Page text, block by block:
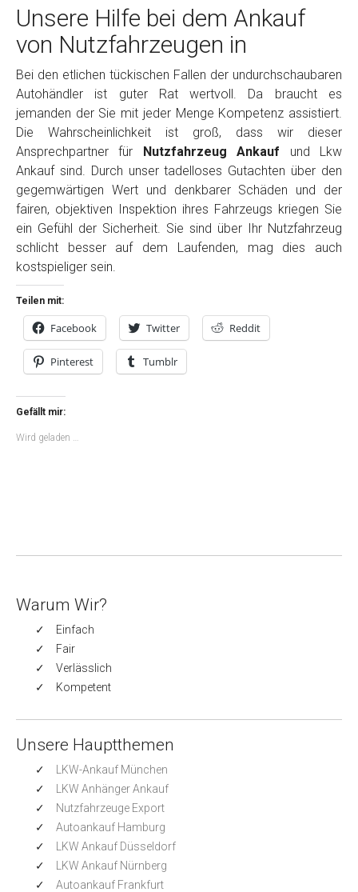
Unsere Hilfe bei dem Ankauf
von Nutzfahrzeugen in
Bei den etlichen tückischen Fallen der undurchschaubaren
Autohändler ist guter Rat wertvoll. Da braucht es
jemanden der Sie mit jeder Menge Kompetenz assistiert.
Die Wahrscheinlichkeit ist groß, dass wir dieser
Ansprechpartner für Nutzfahrzeug Ankauf und Lkw
Ankauf sind. Durch unser tadelloses Gutachten über den
gegemwärtigen Wert und denkbarer Schäden und der
fairen, objektiven Inspektion ihres Fahrzeugs kriegen Sie
ein Gefühl der Sicherheit. Sie sind über Ihr Nutzfahrzeug
schlicht besser auf dem Laufenden, mag dies auch
kostspieliger sein.
Teilen mit:
Facebook Twitter Reddit
Pinterest Tumblr
Gefällt mir:
Wird geladen …
Warum Wir?
Einfach
Fair
Verlässlich
Kompetent
Unsere Hauptthemen
LKW-Ankauf München
LKW Anhänger Ankauf
Nutzfahrzeuge Export
Autoankauf Hamburg
LKW Ankauf Düsseldorf
LKW Ankauf Nürnberg
Autoankauf Frankfurt